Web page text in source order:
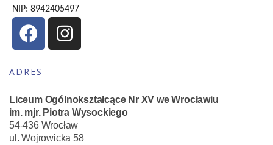
NIP: 8942405497
ADRES
Liceum Ogólnokształcące Nr XV we Wrocławiu
im. mjr. Piotra Wysockiego
54-436 Wrocław
ul. Wojrowicka 58